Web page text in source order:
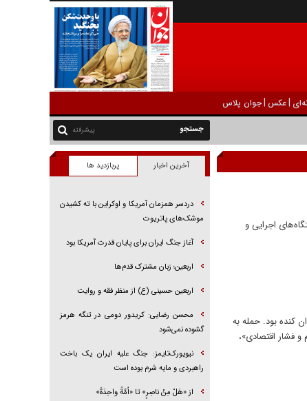
|عکس |جوان پلاس
پیشرفته
اجرایی و
که برای ایران کنده بود. حمله به
فشار اقتصادی»،
آخرین اخبار پربازدید ها
دردسر همزمان آمریکا و اوکراین با ته کشیدن
موشک‌های پاتریوت
آغاز جنگ ایران برای پایان قدرت آمریکا بود
اربعین؛ زبان مشترک قدم‌ها
اربعین حسینی (ع) از منظر فقه و روایت
محسن رضایی: کریدور دومی در تنگه هرمز
گشوده نمی‌شود
نیویورک‌تایمز: جنگ علیه ایران یک باخت
راهبردی و مایه شرم بوده است
از «هَلْ مِنْ ناصِرٍ» تا «اُمَّةً واحِدَةً»